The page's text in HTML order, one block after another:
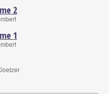
2
1